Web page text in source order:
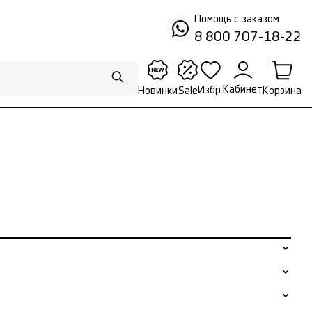
Помощь с заказом
8 800 707-18-22
НовинкиSale Избр. Кабинет Корзина